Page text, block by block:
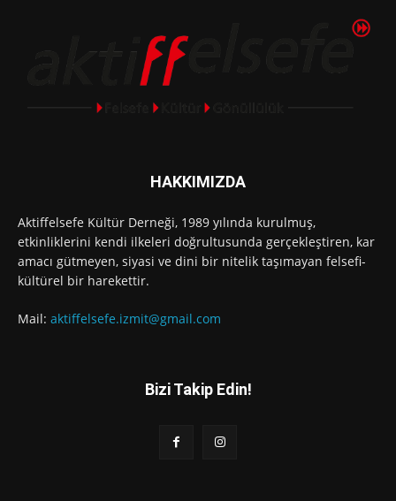
HAKKIMIZDA
Aktiffelsefe Kültür Derneği, 1989 yılında kurulmuş,
etkinliklerini kendi ilkeleri doğrultusunda gerçekleştiren, kar
amacı gütmeyen, siyasi ve dini bir nitelik taşımayan felsefi-
kültürel bir harekettir.
Mail: aktiffelsefe.izmit@gmail.com
Bizi Takip Edin!